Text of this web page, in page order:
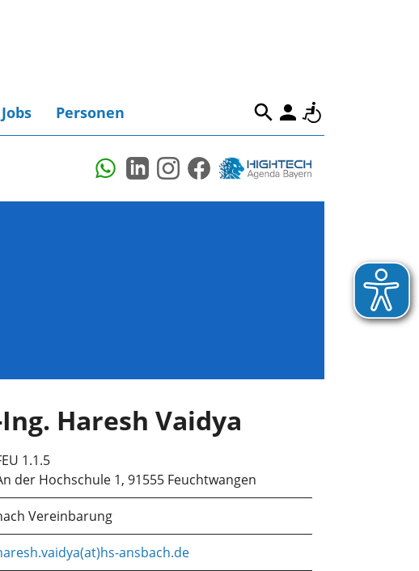
Jobs Personen
Haresh Vaidya
1.1.5
der Hochschule 1, 91555 Feuchtwangen
Vereinbarung
ansbach.de